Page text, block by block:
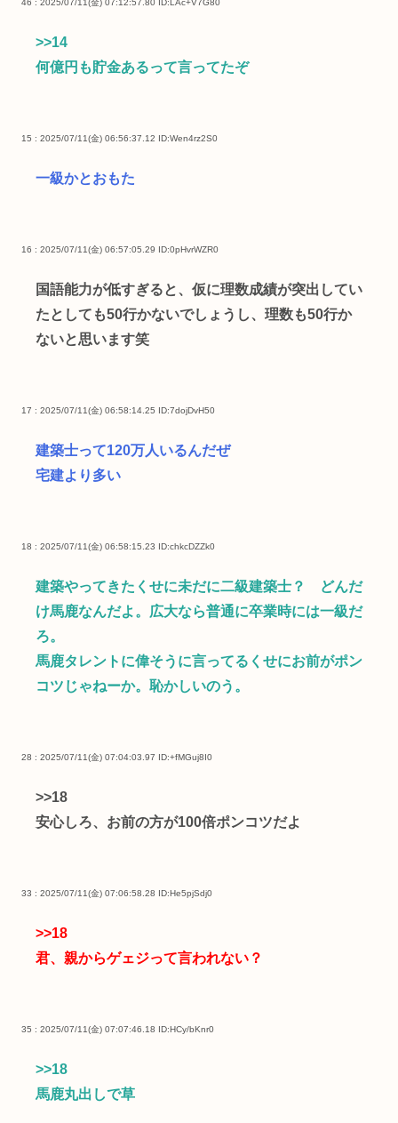
46 : 2025/07/11(金) 07:12:57.80 ID:LAc+V7G80
>>14
何億円も貯金あるって言ってたぞ
15 : 2025/07/11(金) 06:56:37.12 ID:Wen4rz2S0
一級かとおもた
16 : 2025/07/11(金) 06:57:05.29 ID:0pHvrWZR0
国語能力が低すぎると、仮に理数成績が突出してい
たとしても50行かないでしょうし、理数も50行か
ないと思います笑
17 : 2025/07/11(金) 06:58:14.25 ID:7dojDvH50
建築士って120万人いるんだぜ
宅建より多い
18 : 2025/07/11(金) 06:58:15.23 ID:chkcDZZk0
建築やってきたくせに未だに二級建築士？ どんだ
け馬鹿なんだよ。広大なら普通に卒業時には一級だ
ろ。
馬鹿タレントに偉そうに言ってるくせにお前がポン
コツじゃねーか。恥かしいのう。
28 : 2025/07/11(金) 07:04:03.97 ID:+fMGuj8I0
>>18
安心しろ、お前の方が100倍ポンコツだよ
33 : 2025/07/11(金) 07:06:58.28 ID:He5pjSdj0
>>18
君、親からゲェジって言われない？
35 : 2025/07/11(金) 07:07:46.18 ID:HCy/bKnr0
>>18
馬鹿丸出しで草